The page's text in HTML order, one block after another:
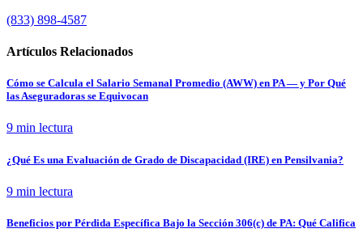
(833) 898-4587
Artículos Relacionados
Cómo se Calcula el Salario Semanal Promedio (AWW) en PA — y Por Qué
las Aseguradoras se Equivocan
9 min lectura
¿Qué Es una Evaluación de Grado de Discapacidad (IRE) en Pensilvania?
9 min lectura
Beneficios por Pérdida Específica Bajo la Sección 306(c) de PA: Qué Califica